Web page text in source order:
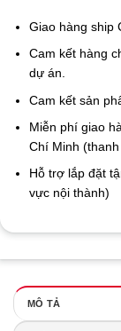
Giao hàng ship
Cam kết hàng
dự án.
Cam kết sản
Miễn phí giao
Chí Minh
Hỗ trợ lắp đặt
vực nội thành)
MÔ TẢ